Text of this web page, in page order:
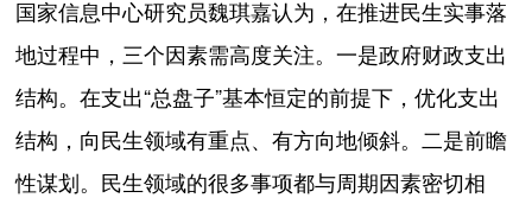
国家信息中心研究员魏琪嘉认为，在推进民生实事落
地过程中，三个因素需高度关注。一是政府财政支出
结构。在支出“总盘子”基本恒定的前提下，优化支出
结构，向民生领域有重点、有方向地倾斜。二是前瞻
性谋划。民生领域的很多事项都与周期因素密切相